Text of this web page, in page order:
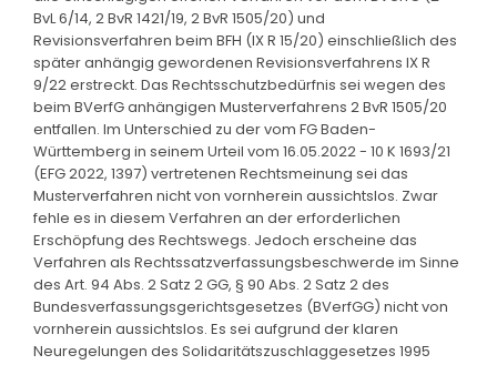
BvL 6/14, 2 BvR 1421/19, 2 BvR 1505/20) und
Revisionsverfahren beim BFH (IX R 15/20) einschließlich des
später anhängig gewordenen Revisionsverfahrens IX R
9/22 erstreckt. Das Rechtsschutzbedürfnis sei wegen des
beim BVerfG anhängigen Musterverfahrens 2 BvR 1505/20
entfallen. Im Unterschied zu der vom FG Baden-
Württemberg in seinem Urteil vom 16.05.2022 - 10 K 1693/21
(EFG 2022, 1397) vertretenen Rechtsmeinung sei das
Musterverfahren nicht von vornherein aussichtslos. Zwar
fehle es in diesem Verfahren an der erforderlichen
Erschöpfung des Rechtswegs. Jedoch erscheine das
Verfahren als Rechtssatzverfassungsbeschwerde im Sinne
des Art. 94 Abs. 2 Satz 2 GG, § 90 Abs. 2 Satz 2 des
Bundesverfassungsgerichtsgesetzes (BVerfGG) nicht von
vornherein aussichtslos. Es sei aufgrund der klaren
Neuregelungen des Solidaritätszuschlaggesetzes 1995